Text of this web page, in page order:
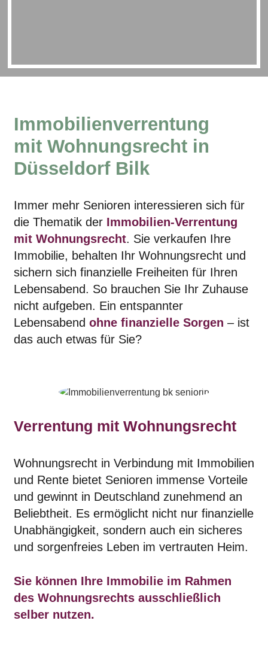
Immobilienverrentung
mit Wohnungsrecht in
Düsseldorf Bilk
Immer mehr Senioren interessieren sich für
die Thematik der Immobilien-Verrentung
mit Wohnungsrecht. Sie verkaufen Ihre
Immobilie, behalten Ihr Wohnungsrecht und
sichern sich finanzielle Freiheiten für Ihren
Lebensabend. So brauchen Sie Ihr Zuhause
nicht aufgeben. Ein entspannter
Lebensabend ohne finanzielle Sorgen – ist
das auch etwas für Sie?
Verrentung mit Wohnungsrecht
Wohnungsrecht in Verbindung mit Immobilien
und Rente bietet Senioren immense Vorteile
und gewinnt in Deutschland zunehmend an
Beliebtheit. Es ermöglicht nicht nur finanzielle
Unabhängigkeit, sondern auch ein sicheres
und sorgenfreies Leben im vertrauten Heim.
Sie können Ihre Immobilie im Rahmen
des Wohnungsrechts ausschließlich
selber nutzen.